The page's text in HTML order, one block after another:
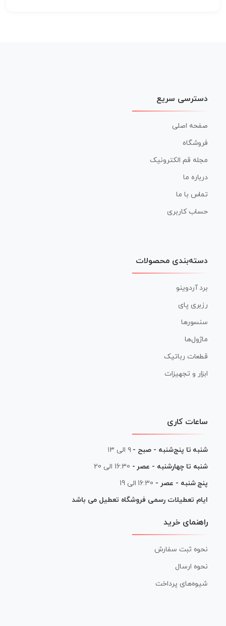
دسترسی سریع
صفحه اصلی
فروشگاه
مجله قم الکترونیک
درباره ما
تماس با ما
حساب کاربری
دسته‌بندی محصولات
برد آردوینو
رزبری پای
سنسورها
ماژول‌ها
قطعات رباتیک
ابزار و تجهیزات
ساعات کاری
شنبه تا پنج‌شنبه - صبح - ۹ الی ۱۳
شنبه تا چهارشنبه - عصر - 16:30 الی 20
پنج شنبه - عصر - 16:30 الی 19
ایام تعطیلات رسمی فروشگاه تعطیل می باشد
راهنمای خرید
نحوه ثبت سفارش
نحوه ارسال
شیوه‌های پرداخت